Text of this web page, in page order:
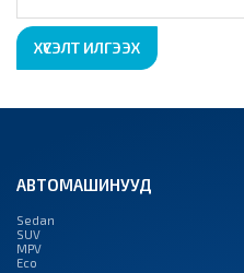
ХҮСЭЛТ ИЛГЭЭХ
АВТОМАШИНУУД
Sedan
SUV
MPV
Eco